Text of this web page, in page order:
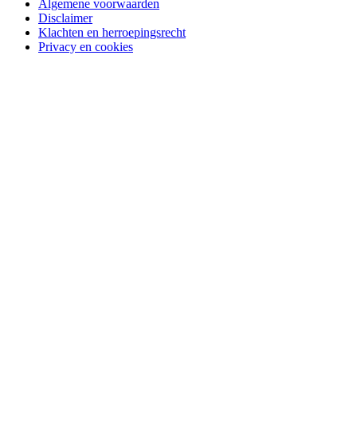
Algemene voorwaarden
Disclaimer
Klachten en herroepingsrecht
Privacy en cookies